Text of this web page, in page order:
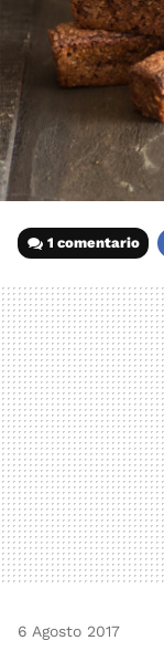
1 comentario
6 Agosto 2017